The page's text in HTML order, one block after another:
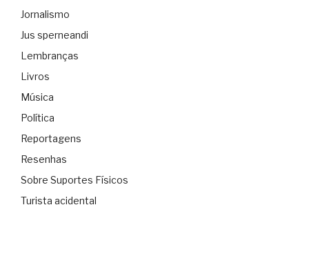
Jornalismo
Jus sperneandi
Lembranças
Livros
Música
Política
Reportagens
Resenhas
Sobre Suportes Físicos
Turista acidental